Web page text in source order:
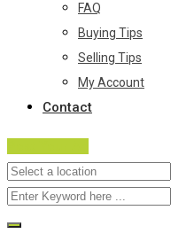
FAQ
Buying Tips
Selling Tips
My Account
Contact